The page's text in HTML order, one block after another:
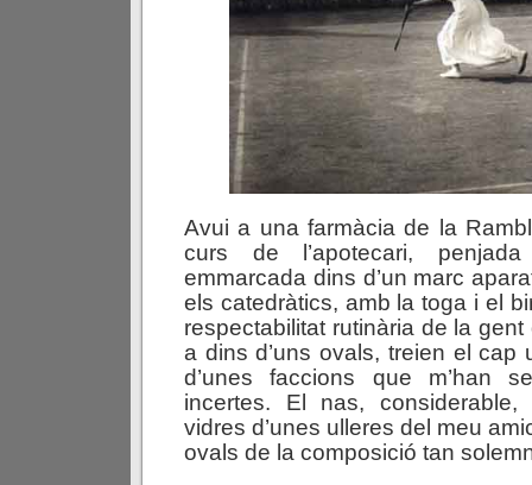
Avui a una farmàcia de la
curs de l’apotecari,
emmarcada dins d’un marc
els catedràtics, amb la toga i el
respectabilitat rutinària de la gent
a dins d’uns ovals, treien el cap
d’unes faccions que m’han
incertes. El nas, considerable,
vidres d’unes ulleres del meu
ovals de la composició tan